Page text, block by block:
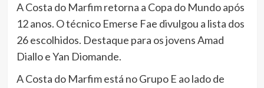
A Costa do Marfim retorna a Copa do Mundo após
12 anos. O técnico Emerse Fae divulgou a lista dos
26 escolhidos. Destaque para os jovens Amad
Diallo e Yan Diomande.
A Costa do Marfim está no Grupo E ao lado de